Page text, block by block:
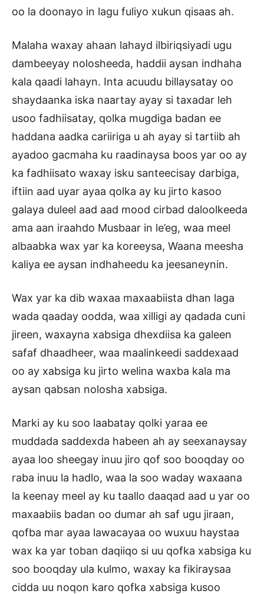
oo la doonayo in lagu fuliyo xukun qisaas ah.
Malaha waxay ahaan lahayd ilbiriqsiyadi ugu
dambeeyay nolosheeda, haddii aysan indhaha
kala qaadi lahayn. Inta acuudu billaysatay oo
shaydaanka iska naartay ayay si taxadar leh
usoo fadhiisatay, qolka mugdiga badan ee
haddana aadka cariiriga u ah ayay si tartiib ah
ayadoo gacmaha ku raadinaysa boos yar oo ay
ka fadhiisato waxay isku santeecisay darbiga,
iftiin aad uyar ayaa qolka ay ku jirto kasoo
galaya duleel aad aad mood cirbad daloolkeeda
ama aan iraahdo Musbaar in le’eg, waa meel
albaabka wax yar ka koreeysa, Waana meesha
kaliya ee aysan indhaheedu ka jeesaneynin.
Wax yar ka dib waxaa maxaabiista dhan laga
wada qaaday oodda, waa xilligi ay qadada cuni
jireen, waxayna xabsiga dhexdiisa ka galeen
safaf dhaadheer, waa maalinkeedi saddexaad
oo ay xabsiga ku jirto welina waxba kala ma
aysan qabsan nolosha xabsiga.
Marki ay ku soo laabatay qolki yaraa ee
muddada saddexda habeen ah ay seexanaysay
ayaa loo sheegay inuu jiro qof soo booqday oo
raba inuu la hadlo, waa la soo waday waxaana
la keenay meel ay ku taallo daaqad aad u yar oo
maxaabiis badan oo dumar ah saf ugu jiraan,
qofba mar ayaa lawacayaa oo wuxuu haystaa
wax ka yar toban daqiiqo si uu qofka xabsiga ku
soo booqday ula kulmo, waxay ka fikiraysaa
cidda uu noqon karo qofka xabsiga kusoo